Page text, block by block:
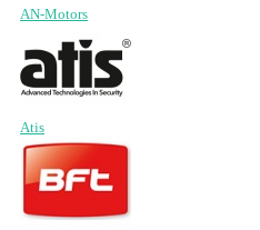
AN-Motors
Atis